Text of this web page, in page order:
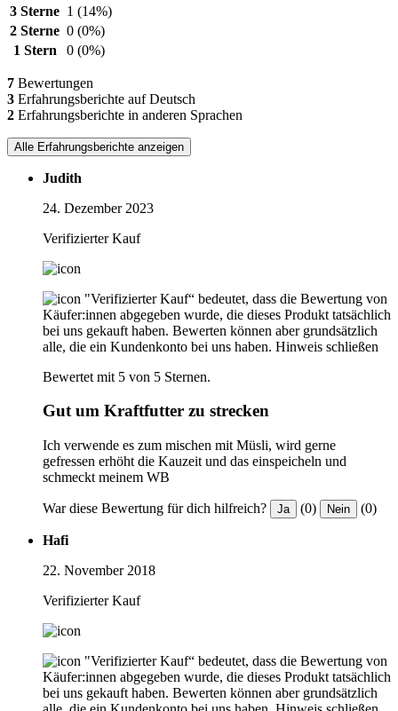
3 Sterne 1 (14%)
2 Sterne 0 (0%)
1 Stern
0 (0%)
7 Bewertungen
3 Erfahrungsberichte auf Deutsch
2 Erfahrungsberichte in anderen Sprachen
Alle Erfahrungsberichte anzeigen
Judith
24. Dezember 2023
Verifizierter Kauf
"Verifizierter Kauf“ bedeutet, dass die Bewertung von
Käufer:innen abgegeben wurde, die dieses Produkt tatsächlich
bei uns gekauft haben. Bewerten können aber grundsätzlich
alle, die ein Kundenkonto bei uns haben. Hinweis schließen
Bewertet mit 5 von 5 Sternen.
Gut um Kraftfutter zu strecken
Ich verwende es zum mischen mit Müsli, wird gerne
gefressen erhöht die Kauzeit und das einspeicheln und
schmeckt meinem WB
War diese Bewertung für dich hilfreich? Ja (0) Nein (0)
Hafi
22. November 2018
Verifizierter Kauf
"Verifizierter Kauf“ bedeutet, dass die Bewertung von
Käufer:innen abgegeben wurde, die dieses Produkt tatsächlich
bei uns gekauft haben. Bewerten können aber grundsätzlich